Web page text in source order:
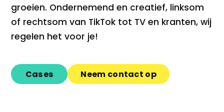
groeien. Ondernemend en creatief, linksom
of rechtsom van TikTok tot TV en kranten, wij
regelen het voor je!
Cases Neem contact op